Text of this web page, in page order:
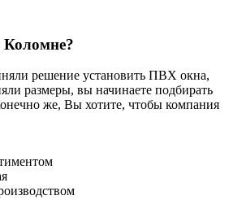
Коломне?
решение установить ПВХ окна,
размеры, вы начинаете подбирать
же, Вы хотите, чтобы компания